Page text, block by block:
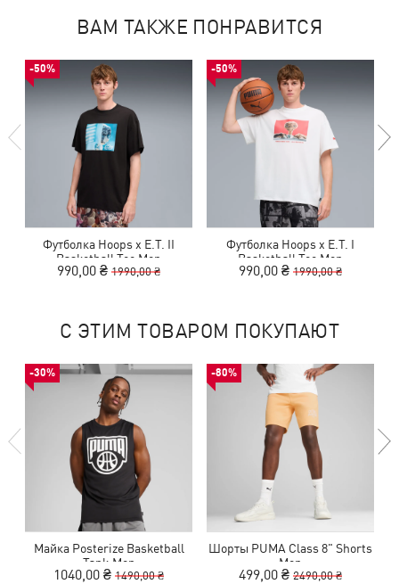
ВАМ ТАКЖЕ ПОНРАВИТСЯ
-50%
Футболка Hoops x E.T. II
Basketball Tee Men
990,00 ₴ 1990,00 ₴
-50%
Футболка Hoops x E.T. I
Basketball Tee Men
990,00 ₴ 1990,00 ₴
С ЭТИМ ТОВАРОМ ПОКУПАЮТ
-30%
Майка Posterize Basketball
Tank Men
1040,00 ₴ 1490,00 ₴
-80%
Шорты PUMA Class 8" Shorts
Men
499,00 ₴ 2490,00 ₴